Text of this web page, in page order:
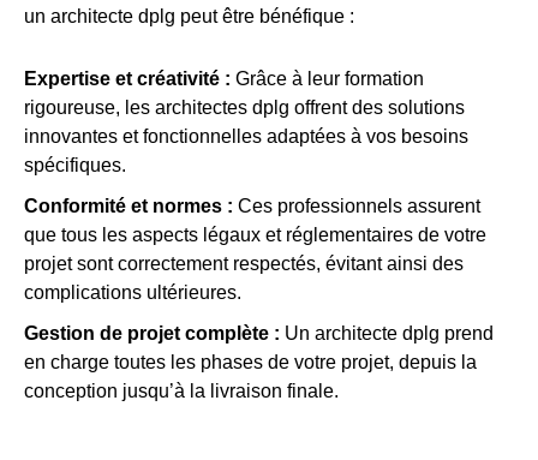
un architecte dplg peut être bénéfique :
Expertise et créativité : Grâce à leur formation
rigoureuse, les architectes dplg offrent des solutions
innovantes et fonctionnelles adaptées à vos besoins
spécifiques.
Conformité et normes : Ces professionnels assurent
que tous les aspects légaux et réglementaires de votre
projet sont correctement respectés, évitant ainsi des
complications ultérieures.
Gestion de projet complète : Un architecte dplg prend
en charge toutes les phases de votre projet, depuis la
conception jusqu’à la livraison finale.